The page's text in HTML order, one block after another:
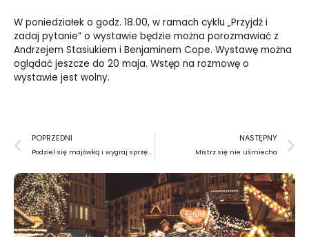
W poniedziałek o godz. 18.00, w ramach cyklu „Przyjdź i
zadaj pytanie” o wystawie będzie można porozmawiać z
Andrzejem Stasiukiem i Benjaminem Cope. Wystawę można
oglądać jeszcze do 20 maja. Wstęp na rozmowę o
wystawie jest wolny.
Prev
POPRZEDNI
Podziel się majówką i wygraj sprzęt fotograficzny
NASTĘPNY
Mistrz się nie uśmiecha